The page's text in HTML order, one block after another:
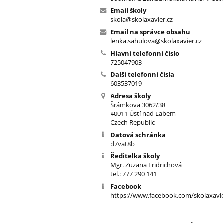
Email školy
skola@skolaxavier.cz
Email na správce obsahu
lenka.sahulova@skolaxavier.cz
Hlavní telefonní číslo
725047903
Další telefonní čísla
603537019
Adresa školy
Šrámkova 3062/38
40011 Ústí nad Labem
Czech Republic
Datová schránka
d7vat8b
Ředitelka školy
Mgr. Zuzana Fridrichová
tel.: 777 290 141
Facebook
https://www.facebook.com/